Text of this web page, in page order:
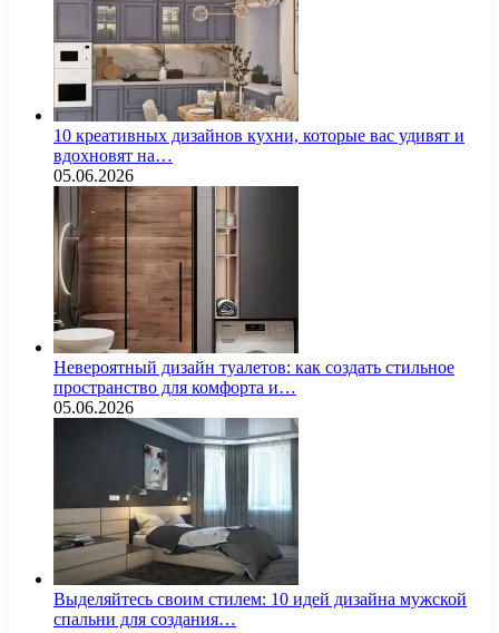
10 креативных дизайнов кухни, которые вас удивят и
вдохновят на…
05.06.2026
Невероятный дизайн туалетов: как создать стильное
пространство для комфорта и…
05.06.2026
Выделяйтесь своим стилем: 10 идей дизайна мужской
спальни для создания…